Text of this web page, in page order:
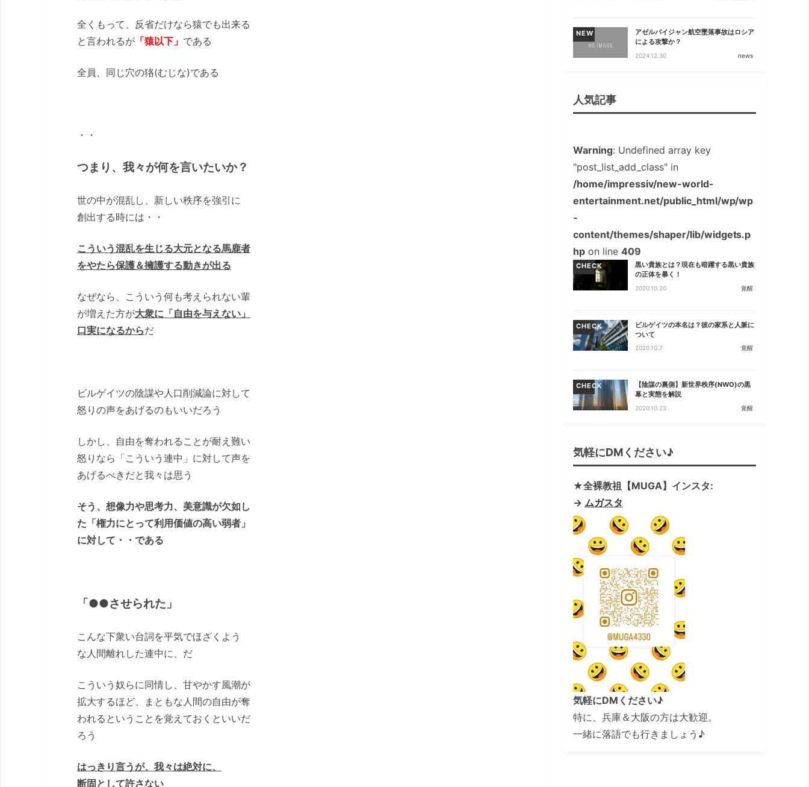
全くもって、反省だけなら猿でも出来る
と言われるが「猿以下」 である
全員、同じ穴の狢(むじな)である
・・
つまり、我々が何を言いたいか？
世の中が混乱し、新しい秩序を強引に
創出する時には・・
こういう混乱を生じる大元となる馬鹿者
をやたら保護＆擁護する動きが出る
なぜなら、こういう何も考えられない輩
が増えた方が大衆に「自由を与えない」
口実になるからだ
ビルゲイツの陰謀や人口削減論に対して
怒りの声をあげるのもいいだろう
しかし、自由を奪われることが耐え難い
怒りなら「こういう連中」に対して声を
あげるべきだと我々は思う
そう、想像力や思考力、美意識が欠如し
た「権力にとって利用価値の高い弱者」
に対して・・である
「●●させられた」
こんな下衆い台詞を平気でほざくよう
な人間離れした連中に、だ
こういう奴らに同情し、甘やかす風潮が
拡大するほど、まともな人間の自由が奪
われるということを覚えておくといいだ
ろう
はっきり言うが、我々は絶対に、
断固として許さない
NEW
アゼルバイジャン航空墜落事故はロシア
による攻撃か？
2024.12.30 news
人気記事
Warning: Undefined array key
"post_list_add_class" in
/home/impressiv/new-world-
entertainment.net/public_html/wp/wp
-
content/themes/shaper/lib/widgets.p
hpon line 409
CHECK
黒い貴族とは？現在も暗躍する黒い貴族
の正体を暴く！
2020.10.20 覚醒
CHECK
ビルゲイツの本名は？彼の家系と人脈に
ついて
2020.10.7 覚醒
CHECK
【陰謀の裏側】新世界秩序(NWO)の黒
幕と実態を解説
2020.10.23 覚醒
気軽にDMください♪
★全裸教祖【MUGA】インスタ:
→ ムガスタ
気軽にDMください♪
特に、兵庫＆大阪の方は大歓迎。
一緒に落語でも行きましょう♪